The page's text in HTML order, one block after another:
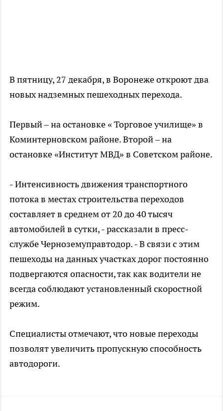
В пятницу, 27 декабря, в Воронеже откроют два
новых надземных пешеходных перехода.
Первый – на остановке « Торговое училище» в
Коминтерновском районе. Второй – на
остановке «Институт МВД» в Советском районе.
- Интенсивность движения транспортного
потока в местах строительства переходов
составляет в среднем от 20 до 40 тысяч
автомобилей в сутки, - рассказали в пресс-
службе Черноземуправтодор. - В связи с этим
пешеходы на данных участках дорог постоянно
подвергаются опасности, так как водители не
всегда соблюдают установленный скоростной
режим.
Специалисты отмечают, что новые переходы
позволят увеличить пропускную способность
автодороги.